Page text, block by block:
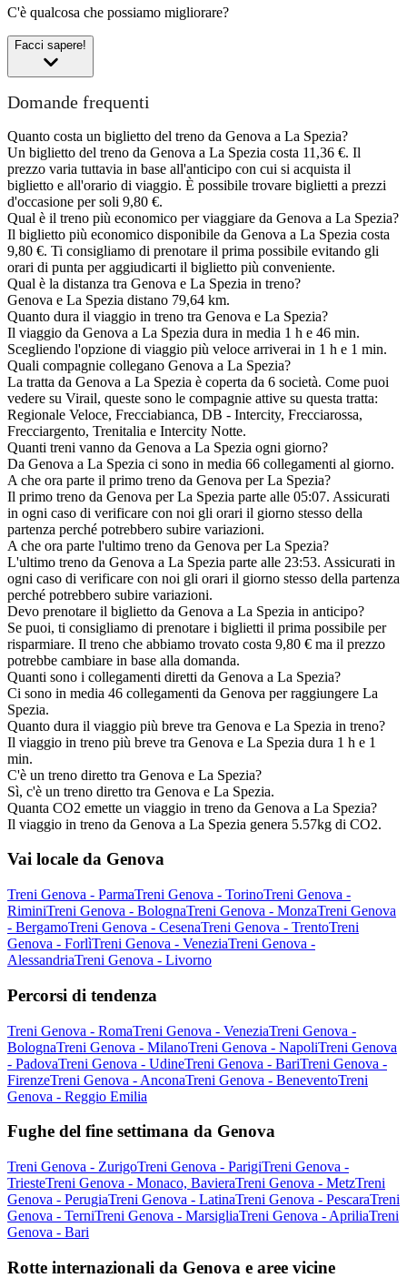
C'è qualcosa che possiamo migliorare?
Facci sapere!
Domande frequenti
Quanto costa un biglietto del treno da Genova a La Spezia?
Un biglietto del treno da Genova a La Spezia costa 11,36 €. Il
prezzo varia tuttavia in base all'anticipo con cui si acquista il
biglietto e all'orario di viaggio. È possibile trovare biglietti a prezzi
d'occasione per soli 9,80 €.
Qual è il treno più economico per viaggiare da Genova a La Spezia?
Il biglietto più economico disponibile da Genova a La Spezia costa
9,80 €. Ti consigliamo di prenotare il prima possibile evitando gli
orari di punta per aggiudicarti il biglietto più conveniente.
Qual è la distanza tra Genova e La Spezia in treno?
Genova e La Spezia distano 79,64 km.
Quanto dura il viaggio in treno tra Genova e La Spezia?
Il viaggio da Genova a La Spezia dura in media 1 h e 46 min.
Scegliendo l'opzione di viaggio più veloce arriverai in 1 h e 1 min.
Quali compagnie collegano Genova a La Spezia?
La tratta da Genova a La Spezia è coperta da 6 società. Come puoi
vedere su Virail, queste sono le compagnie attive su questa tratta:
Regionale Veloce, Frecciabianca, DB - Intercity, Frecciarossa,
Frecciargento, Trenitalia e Intercity Notte.
Quanti treni vanno da Genova a La Spezia ogni giorno?
Da Genova a La Spezia ci sono in media 66 collegamenti al giorno.
A che ora parte il primo treno da Genova per La Spezia?
Il primo treno da Genova per La Spezia parte alle 05:07. Assicurati
in ogni caso di verificare con noi gli orari il giorno stesso della
partenza perché potrebbero subire variazioni.
A che ora parte l'ultimo treno da Genova per La Spezia?
L'ultimo treno da Genova a La Spezia parte alle 23:53. Assicurati in
ogni caso di verificare con noi gli orari il giorno stesso della partenza
perché potrebbero subire variazioni.
Devo prenotare il biglietto da Genova a La Spezia in anticipo?
Se puoi, ti consigliamo di prenotare i biglietti il prima possibile per
risparmiare. Il treno che abbiamo trovato costa 9,80 € ma il prezzo
potrebbe cambiare in base alla domanda.
Quanti sono i collegamenti diretti da Genova a La Spezia?
Ci sono in media 46 collegamenti da Genova per raggiungere La
Spezia.
Quanto dura il viaggio più breve tra Genova e La Spezia in treno?
Il viaggio in treno più breve tra Genova e La Spezia dura 1 h e 1
min.
C'è un treno diretto tra Genova e La Spezia?
Sì, c'è un treno diretto tra Genova e La Spezia.
Quanta CO2 emette un viaggio in treno da Genova a La Spezia?
Il viaggio in treno da Genova a La Spezia genera 5.57kg di CO2.
Vai locale da Genova
Treni Genova - ParmaTreni Genova - TorinoTreni Genova -
RiminiTreni Genova - BolognaTreni Genova - MonzaTreni Genova
- BergamoTreni Genova - CesenaTreni Genova - TrentoTreni
Genova - ForlìTreni Genova - VeneziaTreni Genova -
AlessandriaTreni Genova - Livorno
Percorsi di tendenza
Treni Genova - RomaTreni Genova - VeneziaTreni Genova -
BolognaTreni Genova - MilanoTreni Genova - NapoliTreni Genova
- PadovaTreni Genova - UdineTreni Genova - BariTreni Genova -
FirenzeTreni Genova - AnconaTreni Genova - BeneventoTreni
Genova - Reggio Emilia
Fughe del fine settimana da Genova
Treni Genova - ZurigoTreni Genova - ParigiTreni Genova -
TriesteTreni Genova - Monaco, BavieraTreni Genova - MetzTreni
Genova - PerugiaTreni Genova - LatinaTreni Genova - PescaraTreni
Genova - TerniTreni Genova - MarsigliaTreni Genova - ApriliaTreni
Genova - Bari
Rotte internazionali da Genova e aree vicine